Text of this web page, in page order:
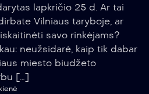
lapkričio 25 d. Ar tai
Vilniaus taryboje, ar
savo rinkėjams?
neužsidarė, kaip tik dabar
miesto biudžeto
[…]